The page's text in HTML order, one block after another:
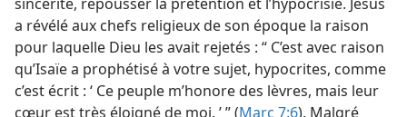
La Tour de Garde annonce le Royaume de Jéhovah 2009
a révélé aux chefs religieux de son époque la raison
pour laquelle Dieu les avait rejetés : “ C’est avec raison
qu’Isaïe a prophétisé à votre sujet, hypocrites, comme
c’est écrit : ‘ Ce peuple m’honore des lèvres, mais leur
cœur est très éloigné de moi. ’ ” (Marc 7:6). Malgré